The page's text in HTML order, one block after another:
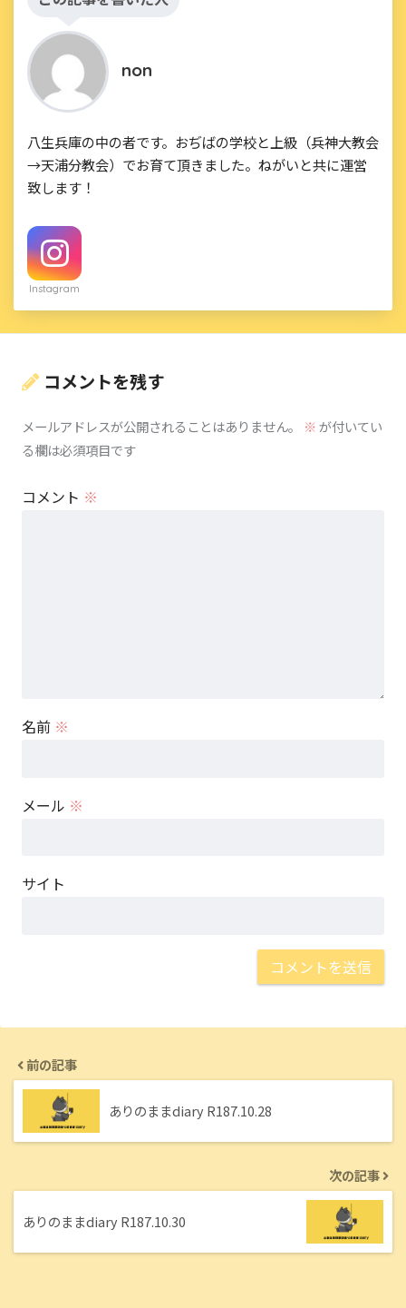
non
八生兵庫の中の者です。おぢばの学校と上級（兵神大教会
→天浦分教会）でお育て頂きました。ねがいと共に運営
致します！
Instagram
コメントを残す
メールアドレスが公開されることはありません。 ※が付いてい
る欄は必須項目です
コメント ※
名前 ※
メール ※
サイト
前の記事
ありのままdiary R187.10.28
次の記事
ありのままdiary R187.10.30